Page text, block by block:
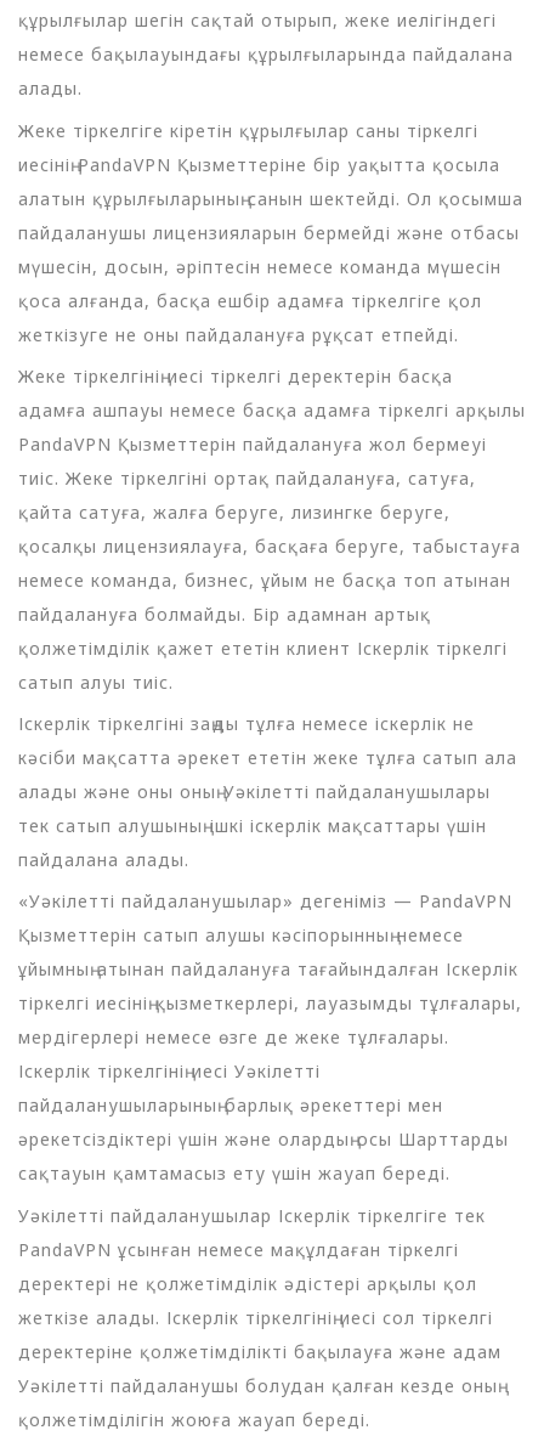
құрылғылар шегін сақтай отырып, жеке иелігіндегі
немесе бақылауындағы құрылғыларында пайдалана
алады.
Жеке тіркелгіге кіретін құрылғылар саны тіркелгі
иесінің PandaVPN Қызметтеріне бір уақытта қосыла
алатын құрылғыларының санын шектейді. Ол қосымша
пайдаланушы лицензияларын бермейді және отбасы
мүшесін, досын, әріптесін немесе команда мүшесін
қоса алғанда, басқа ешбір адамға тіркелгіге қол
жеткізуге не оны пайдалануға рұқсат етпейді.
Жеке тіркелгінің иесі тіркелгі деректерін басқа
адамға ашпауы немесе басқа адамға тіркелгі арқылы
PandaVPN Қызметтерін пайдалануға жол бермеуі
тиіс. Жеке тіркелгіні ортақ пайдалануға, сатуға,
қайта сатуға, жалға беруге, лизингке беруге,
қосалқы лицензиялауға, басқаға беруге, табыстауға
немесе команда, бизнес, ұйым не басқа топ атынан
пайдалануға болмайды. Бір адамнан артық
қолжетімділік қажет ететін клиент Іскерлік тіркелгі
сатып алуы тиіс.
Іскерлік тіркелгіні заңды тұлға немесе іскерлік не
кәсіби мақсатта әрекет ететін жеке тұлға сатып ала
алады және оны оның Уәкілетті пайдаланушылары
тек сатып алушының ішкі іскерлік мақсаттары үшін
пайдалана алады.
«Уәкілетті пайдаланушылар» дегеніміз — PandaVPN
Қызметтерін сатып алушы кәсіпорынның немесе
ұйымның атынан пайдалануға тағайындалған Іскерлік
тіркелгі иесінің қызметкерлері, лауазымды тұлғалары,
мердігерлері немесе өзге де жеке тұлғалары.
Іскерлік тіркелгінің иесі Уәкілетті
пайдаланушыларының барлық әрекеттері мен
әрекетсіздіктері үшін және олардың осы Шарттарды
сақтауын қамтамасыз ету үшін жауап береді.
Уәкілетті пайдаланушылар Іскерлік тіркелгіге тек
PandaVPN ұсынған немесе мақұлдаған тіркелгі
деректері не қолжетімділік әдістері арқылы қол
жеткізе алады. Іскерлік тіркелгінің иесі сол тіркелгі
деректеріне қолжетімділікті бақылауға және адам
Уәкілетті пайдаланушы болудан қалған кезде оның
қолжетімділігін жоюға жауап береді.